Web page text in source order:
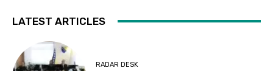
LATEST ARTICLES
RADAR DESK